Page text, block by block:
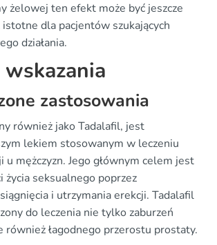
żelowej ten efekt może być jeszcze
istotne dla pacjentów szukających
działania.
wskazania
zastosowania
również jako Tadalafil, jest
lekiem stosowanym w leczeniu
u mężczyzn. Jego głównym celem jest
życia seksualnego poprzez
i utrzymania erekcji. Tadalafil
do leczenia nie tylko zaburzeń
również łagodnego przerostu prostaty.